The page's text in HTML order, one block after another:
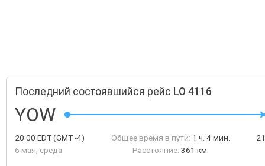
Последний состоявшийся рейс LO 4116
YOW
20:00 EDT(GMT -4)
6 мая, среда
Общее время в пути: 1 ч. 4 мин.
Расстояние: 361 км.